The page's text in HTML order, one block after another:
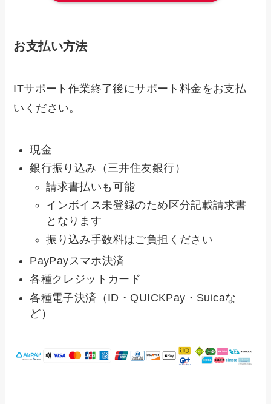
お支払い方法
ITサポート作業終了後にサポート料金をお支払
いください。
現金
銀行振り込み（三井住友銀行）
請求書払いも可能
インボイス未登録のため区分記載請求書
となります
振り込み手数料はご負担ください
PayPayスマホ決済
各種クレジットカード
各種電子決済（ID・QUICKPay・Suicaな
ど）